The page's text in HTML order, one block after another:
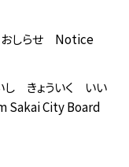
おしらせ Notice
し きょういく いい
Sakai City Board